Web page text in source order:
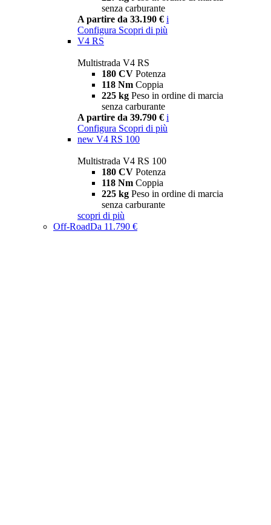
senza carburante
A partire da 33.190 € i
Configura Scopri di più
V4 RS
Multistrada V4 RS
180 CV Potenza
118 Nm Coppia
225 kg Peso in ordine di marcia
senza carburante
A partire da 39.790 € i
Configura Scopri di più
new V4 RS 100
Multistrada V4 RS 100
180 CV Potenza
118 Nm Coppia
225 kg Peso in ordine di marcia
senza carburante
scopri di più
Off-RoadDa 11.790 €